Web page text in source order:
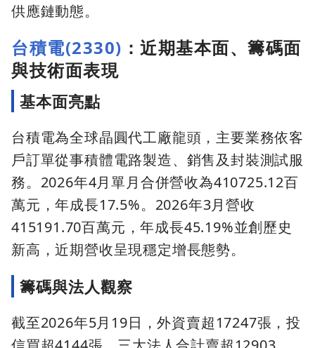
供應鏈動態。
台積電(2330) ：近期基本面、籌碼面
與技術面表現
基本面亮點
台積電為全球晶圓代工廠龍頭，主要業務依客
戶訂單從事積體電路製造、銷售及封裝測試服
務。2026年4月單月合併營收為410725.12百
萬元，年成長17.5%。2026年3月營收
415191.70百萬元，年成長45.19%並創歷史
新高，近期營收呈現穩定增長態勢。
籌碼與法人觀察
截至2026年5月19日，外資賣超17247張，投